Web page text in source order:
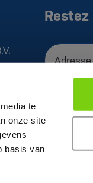
te
onze site
basis van
Ce site est